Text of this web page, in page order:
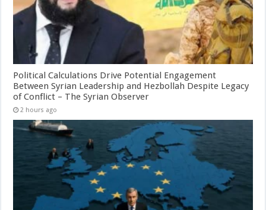
Political Calculations Drive Potential Engagement
Between Syrian Leadership and Hezbollah Despite Legacy
of Conflict – The Syrian Observer
2 hours ago